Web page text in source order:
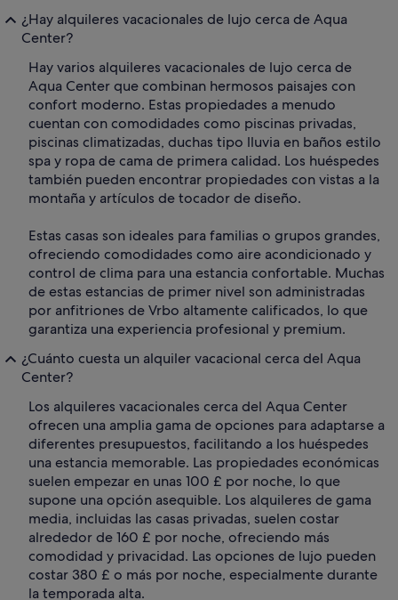
¿Hay alquileres vacacionales de lujo cerca de Aqua
Center?
Hay varios alquileres vacacionales de lujo cerca de
Aqua Center que combinan hermosos paisajes con
confort moderno. Estas propiedades a menudo
cuentan con comodidades como piscinas privadas,
piscinas climatizadas, duchas tipo lluvia en baños estilo
spa y ropa de cama de primera calidad. Los huéspedes
también pueden encontrar propiedades con vistas a la
montaña y artículos de tocador de diseño.
Estas casas son ideales para familias o grupos grandes,
ofreciendo comodidades como aire acondicionado y
control de clima para una estancia confortable. Muchas
de estas estancias de primer nivel son administradas
por anfitriones de Vrbo altamente calificados, lo que
garantiza una experiencia profesional y premium.
¿Cuánto cuesta un alquiler vacacional cerca del Aqua
Center?
Los alquileres vacacionales cerca del Aqua Center
ofrecen una amplia gama de opciones para adaptarse a
diferentes presupuestos, facilitando a los huéspedes
una estancia memorable. Las propiedades económicas
suelen empezar en unas 100 £ por noche, lo que
supone una opción asequible. Los alquileres de gama
media, incluidas las casas privadas, suelen costar
alrededor de 160 £ por noche, ofreciendo más
comodidad y privacidad. Las opciones de lujo pueden
costar 380 £ o más por noche, especialmente durante
la temporada alta.